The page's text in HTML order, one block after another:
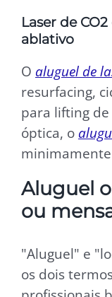
Laser de
ablativo
O aluguel de
resurfacing,
para lifting
óptica, o
Aluguel
ou
"Aluguel" e
os dois